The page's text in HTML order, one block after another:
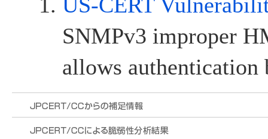
US-CERT
SNMPv3 improper
allows authentication